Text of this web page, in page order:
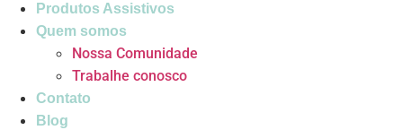
Produtos Assistivos
Quem somos
Nossa Comunidade
Trabalhe conosco
Contato
Blog